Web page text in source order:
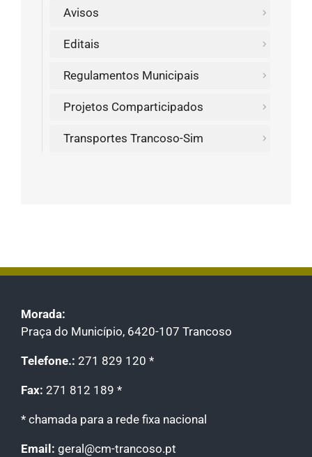
Avisos
Editais
Regulamentos Municipais
Projetos Comparticipados
Transportes Trancoso-Sim
Morada:
Praça do Município, 6420-107 Trancoso
Telefone.: 271 829 120 *
Fax: 271 812 189 *
* chamada para a rede fixa nacional
Email: geral@cm-trancoso.pt